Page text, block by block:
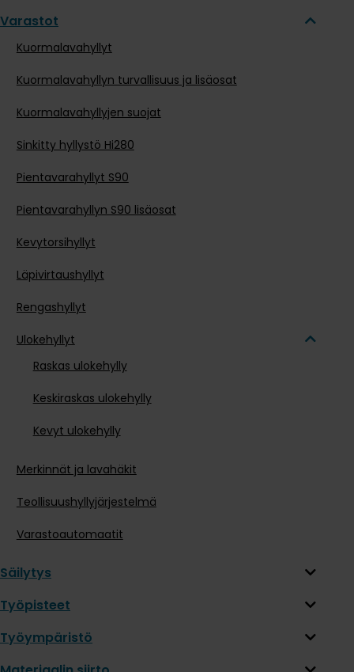
Varastot
Kuormalavahyllyt
Kuormalavahyllyn turvallisuus ja lisäosat
Kuormalavahyllyjen suojat
Sinkitty hyllystö Hi280
Pientavarahyllyt S90
Pientavarahyllyn S90 lisäosat
Kevytorsihyllyt
Läpivirtaushyllyt
Rengashyllyt
Ulokehyllyt
Raskas ulokehylly
Keskiraskas ulokehylly
Kevyt ulokehylly
Merkinnät ja lavahäkit
Teollisuushyllyjärjestelmä
Varastoautomaatit
Säilytys
Työpisteet
Työympäristö